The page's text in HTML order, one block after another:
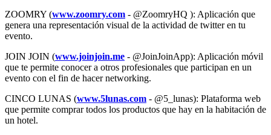
ZOOMRY (www.zoomry.com - @ZoomryHQ ): Aplicación que
genera una representación visual de la actividad de twitter en tu
evento.
JOIN JOIN (www.joinjoin.me - @JoinJoinApp): Aplicación móvil
que te permite conocer a otros profesionales que participan en un
evento con el fin de hacer networking.
CINCO LUNAS (www.5lunas.com - @5_lunas): Plataforma web
que permite comprar todos los productos que hay en la habitación de
un hotel.